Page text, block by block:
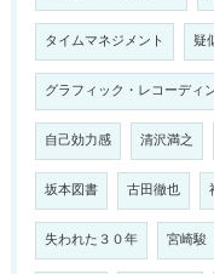
タイムマネジメント 疑
グラフィック・レコーディ
自己効力感 清沢満之
坂本図書 古田徹也
失われた３０年 宮崎駿